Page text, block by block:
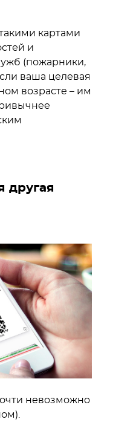
картами
и
(пожарники,
ваша целевая
возрасте – им
другая
невозможно